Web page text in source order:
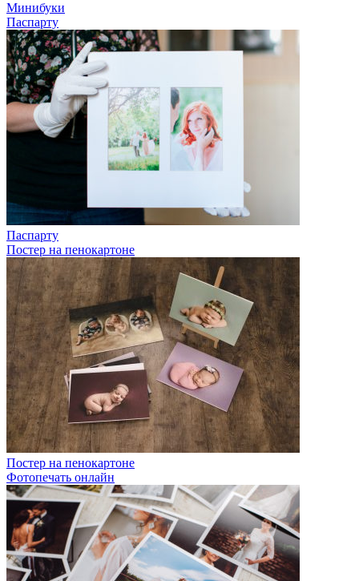
Минибуки
Паспарту
Паспарту
Постер на пенокартоне
Постер на пенокартоне
Фотопечать онлайн